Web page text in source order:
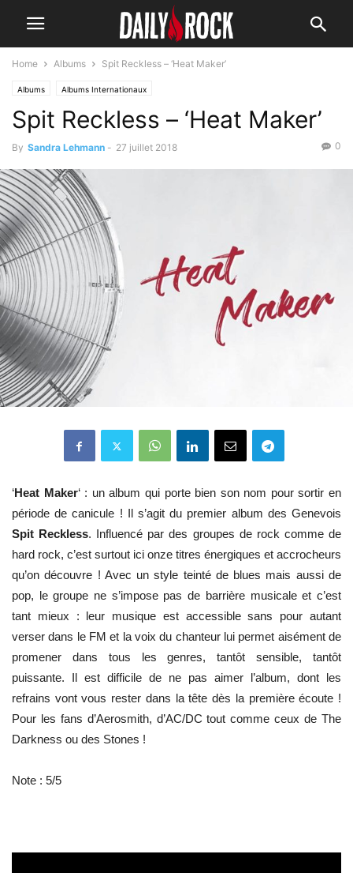
Home Albums Spit Reckless – ‘Heat Maker’
Albums Albums Internationaux
Spit Reckless – ‘Heat Maker’
By Sandra Lehmann - 27 juillet 2018 0
‘Heat Maker‘ : un album qui porte bien son nom pour sortir en
période de canicule ! Il s’agit du premier album des Genevois
Spit Reckless. Influencé par des groupes de rock comme de
hard rock, c’est surtout ici onze titres énergiques et accrocheurs
qu’on découvre ! Avec un style teinté de blues mais aussi de
pop, le groupe ne s’impose pas de barrière musicale et c’est
tant mieux : leur musique est accessible sans pour autant
verser dans le FM et la voix du chanteur lui permet aisément de
promener dans tous les genres, tantôt sensible, tantôt
puissante. Il est difficile de ne pas aimer l’album, dont les
refrains vont vous rester dans la tête dès la première écoute !
Pour les fans d’Aerosmith, d’AC/DC tout comme ceux de The
Darkness ou des Stones !
Note : 5/5